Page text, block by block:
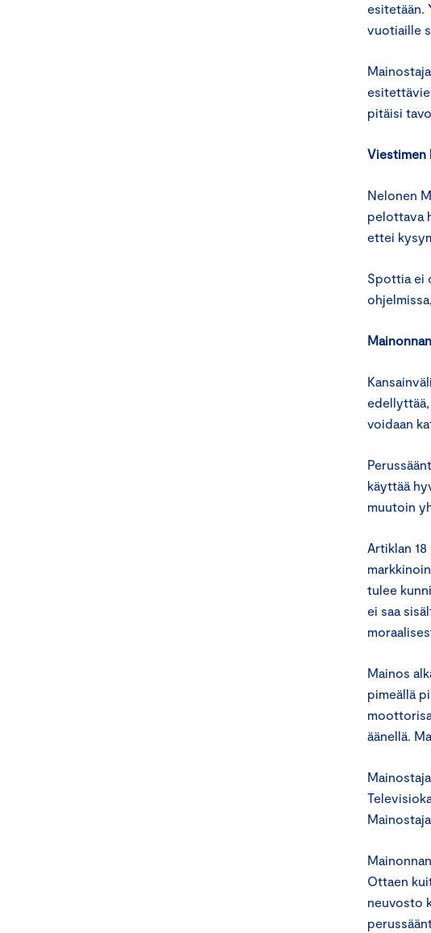
esitetään.
vuotiaille
pitäisi
Viestimen
Nelonen
pelottava
ettei
Spottia ei
edellyttää,
voidaan
käyttää
muutoin
Artiklan
tulee
ei saa
Mainos
pimeällä
äänellä.
Ottaen
neuvosto